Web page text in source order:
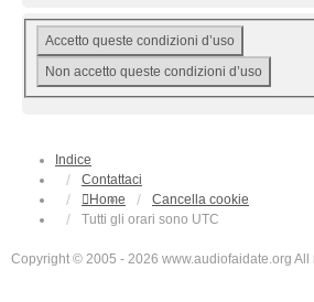
Indice
Contattaci
Home
Cancella cookie
Tutti gli orari sono UTC
Copyright © 2005 - 2026 www.audiofaidate.org All